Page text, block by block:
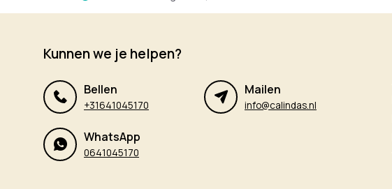
Kunnen we je helpen?
Bellen
+31641045170
Mailen
info@calindas.nl
WhatsApp
0641045170